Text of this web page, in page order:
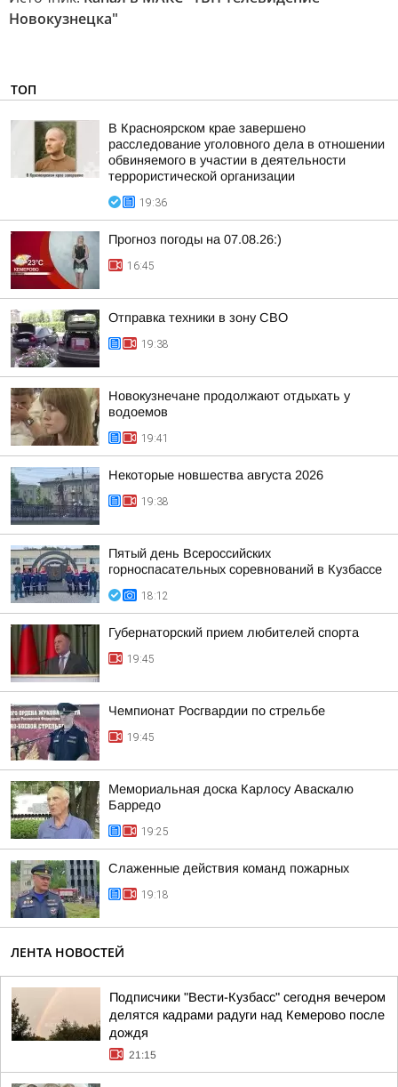
Новокузнецка"
ТОП
В Красноярском крае завершено
расследование уголовного дела в отношении
обвиняемого в участии в деятельности
террористической организации
19:36
Прогноз погоды на 07.08.26:)
16:45
Отправка техники в зону СВО
19:38
Новокузнечане продолжают отдыхать у
водоемов
19:41
Некоторые новшества августа 2026
19:38
Пятый день Всероссийских
горноспасательных соревнований в Кузбассе
18:12
Губернаторский прием любителей спорта
19:45
Чемпионат Росгвардии по стрельбе
19:45
Мемориальная доска Карлосу Аваскалю
Барредо
19:25
Слаженные действия команд пожарных
19:18
ЛЕНТА НОВОСТЕЙ
Подписчики "Вести-Кузбасс" сегодня вечером
делятся кадрами радуги над Кемерово после
дождя
21:15